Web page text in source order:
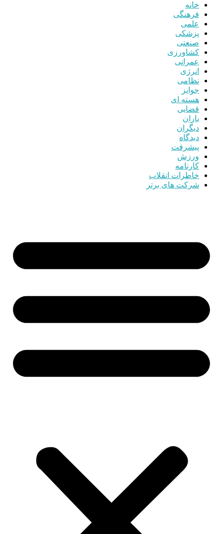
خانه
فرهنگی
علمی
پزشکی
صنعتی
کشاورزی
عمرانی
انرژی
نظامی
جوایز
هسته ای
قضایی
یاران
دیگران
دیدگاه
پیشرفت
ورزش
کارنامه
خاطرات انقلاب
شرکت های برتر